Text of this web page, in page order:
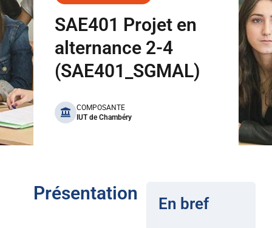
SAE401 Projet en
alternance 2-4
(SAE401_SGMAL)
benefits
COMPOSANTE
IUT de Chambéry
Présentation En bref